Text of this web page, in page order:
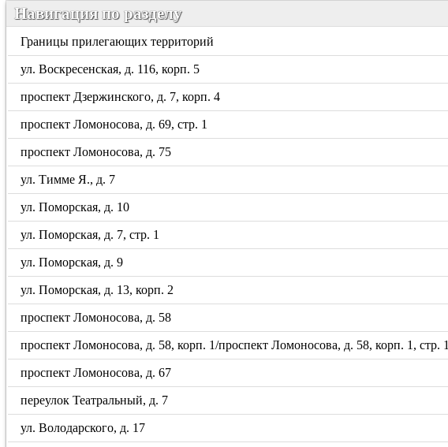
Навигация по разделу
Границы прилегающих территорий
ул. Воскресенская, д. 116, корп. 5
проспект Дзержинского, д. 7, корп. 4
проспект Ломоносова, д. 69, стр. 1
проспект Ломоносова, д. 75
ул. Тимме Я., д. 7
ул. Поморская, д. 10
ул. Поморская, д. 7, стр. 1
ул. Поморская, д. 9
ул. Поморская, д. 13, корп. 2
проспект Ломоносова, д. 58
проспект Ломоносова, д. 58, корп. 1/проспект Ломоносова, д. 58, корп. 1, стр. 1
проспект Ломоносова, д. 67
переулок Театральный, д. 7
ул. Володарского, д. 17